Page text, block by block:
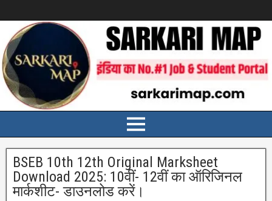
BSEB 10th 12th Original Marksheet
Download 2025: 10वीं- 12वीं का ऑरिजिनल
मार्कशीट- डाउनलोड करें।